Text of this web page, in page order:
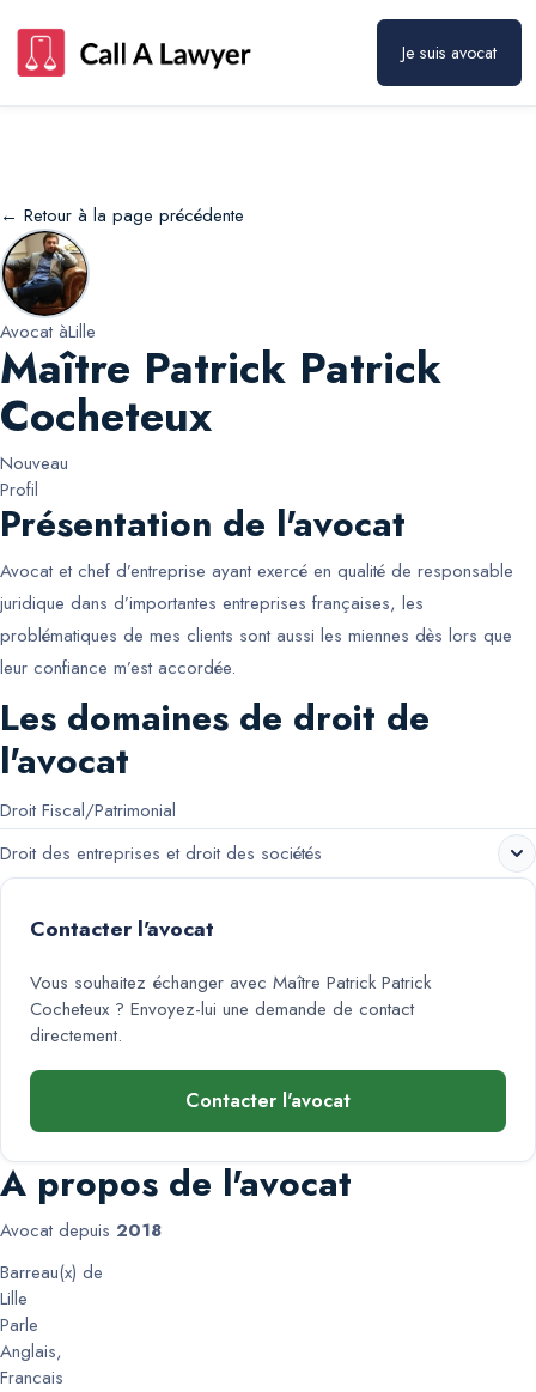
Je suis avocat
← Retour à la page précédente
Avocat àLille
Maître Patrick Patrick
Cocheteux
Nouveau
Profil
Présentation de l'avocat
Avocat et chef d’entreprise ayant exercé en qualité de responsable
juridique dans d’importantes entreprises françaises, les
problématiques de mes clients sont aussi les miennes dès lors que
leur confiance m’est accordée.
Les domaines de droit de
l'avocat
Droit Fiscal/Patrimonial
Droit des entreprises et droit des sociétés
Contacter l'avocat
Vous souhaitez échanger avec Maître Patrick Patrick
Cocheteux ? Envoyez-lui une demande de contact
directement.
Contacter l'avocat
A propos de l'avocat
Avocat depuis 2018
Barreau(x) de
Lille
Parle
Anglais,
Francais